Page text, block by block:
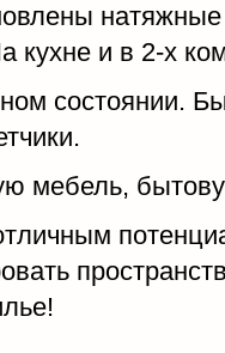
кухне и в 2-х
состоянии.
мебель,